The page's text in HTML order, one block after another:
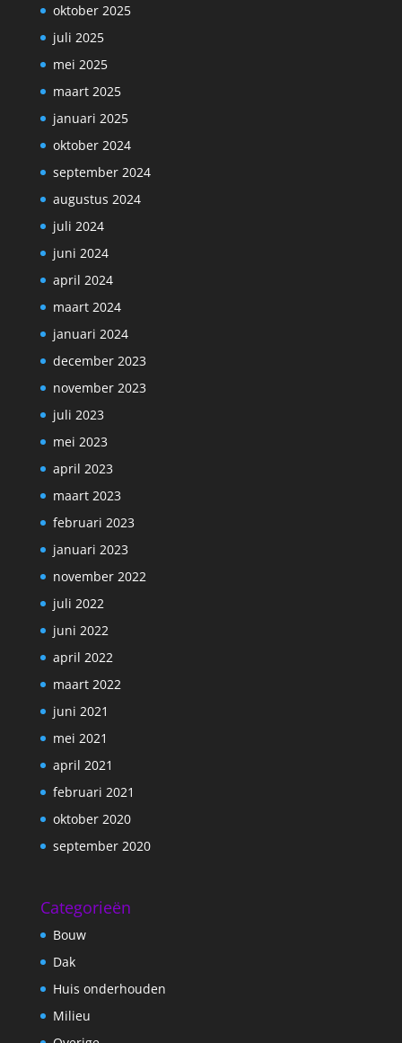
oktober 2025
juli 2025
mei 2025
maart 2025
januari 2025
oktober 2024
september 2024
augustus 2024
juli 2024
juni 2024
april 2024
maart 2024
januari 2024
december 2023
november 2023
juli 2023
mei 2023
april 2023
maart 2023
februari 2023
januari 2023
november 2022
juli 2022
juni 2022
april 2022
maart 2022
juni 2021
mei 2021
april 2021
februari 2021
oktober 2020
september 2020
Categorieën
Bouw
Dak
Huis onderhouden
Milieu